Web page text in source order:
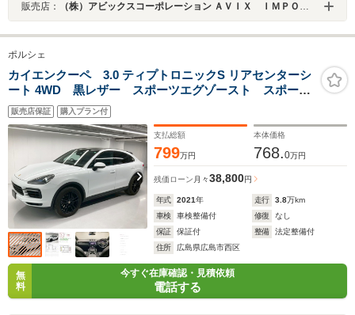
販売店： （株）アビックスコーポレーション ＡＶＩＸ ＩＭＰＯＲＴ 木更津金田インター店
ポルシェ
カイエンクーペ 3.0 ティプトロニックS リアセンターシ
ート 4WD 黒レザー スポーツエグゾースト スポーツ
テール 14way電動メモリーシート Cayenne Sport純正
20AW シートヒーター・ベンチレーション ソフトクロ
ーズドア リアセンターシート(2+1) プライバシーガラ
販売店保証 購入プラン付
支払総額
799万円
本体価格
768.0万円
残価ローン 月々38,800円
年式 2021年 走行 3.8万km
車検
車検整備付 修復
なし
保証
保証付 整備
法定整備付
住所
広島県広島市西区
無
料
今すぐ在庫確認・見積依頼
電話する